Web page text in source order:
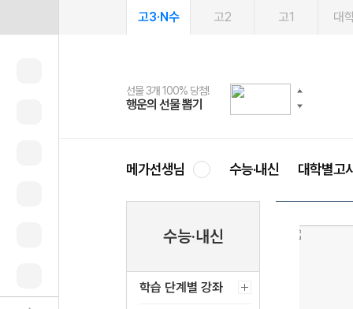
고3·N수 고2 고1 대
선물 3개 100% 당첨!
행운의 선물 뽑기
선물 100% 증정!
메가스터디 X 올리브
여름방학 스터디 캐시백
메가런 썸머스쿨
2027 러셀 단과
강사 공개선발
스마트러닝앱
설문 EVENT
메가패스
3일 무료 체험권
메가패스 수강생 무료혜택!
메가클럽 멤버십
사회공헌 캠페인
희망이룸 메가나눔
메가선생님 수능·내신 대학별고
수능·내신
학습 단계별 강좌